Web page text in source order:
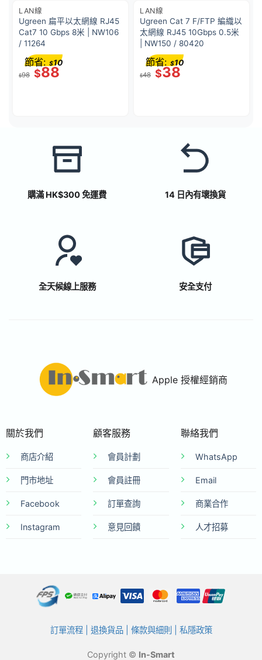
LAN線
Ugreen 扁平以太網線 RJ45
Cat7 10 Gbps 8米 | NW106
/ 11264
$98 $88
節省: $10
LAN線
Ugreen Cat 7 F/FTP 編織以
太網線 RJ45 10Gbps 0.5米
| NW150 / 80420
$48 $38
節省: $10
購滿 HK$300 免運費 14 日內有壞換貨
全天候線上服務 安全支付
Apple 授權經銷商
關於我們
商店介紹
門市地址
Facebook
Instagram
顧客服務
會員計劃
會員註冊
訂單查詢
意見回饋
聯絡我們
WhatsApp
Email
商業合作
人才招募
訂單流程| 退換貨品| 條款與細則 私隱政策
Copyright © In-Smart